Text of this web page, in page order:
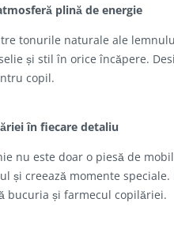
plină de energie
tonurile naturale ale
și stil în orice încăpere.
copil.
în fiecare detaliu
nu este doar o piesă de
și creează momente
bucuria și farmecul copilăriei.